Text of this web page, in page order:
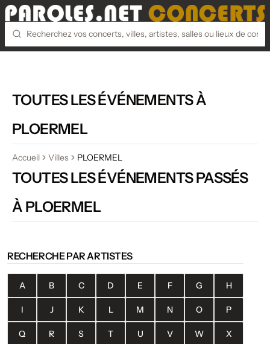
TOUTES LES ÉVÉNEMENTS À
PLOERMEL
Accueil Villes PLOERMEL
TOUTES LES ÉVÉNEMENTS PASSÉS
À PLOERMEL
RECHERCHE PAR ARTISTES
A B C D E F G H
I J K L M N O P
Q R S T U V W X